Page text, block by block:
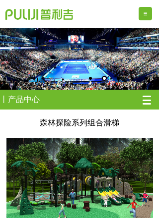
丨产品中心
森林探险系列组合滑梯